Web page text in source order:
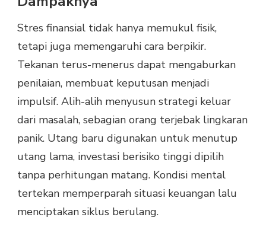
Stres finansial tidak hanya memukul fisik,
tetapi juga memengaruhi cara berpikir.
Tekanan terus-menerus dapat mengaburkan
penilaian, membuat keputusan menjadi
impulsif. Alih-alih menyusun strategi keluar
dari masalah, sebagian orang terjebak lingkaran
panik. Utang baru digunakan untuk menutup
utang lama, investasi berisiko tinggi dipilih
tanpa perhitungan matang. Kondisi mental
tertekan memperparah situasi keuangan lalu
menciptakan siklus berulang.